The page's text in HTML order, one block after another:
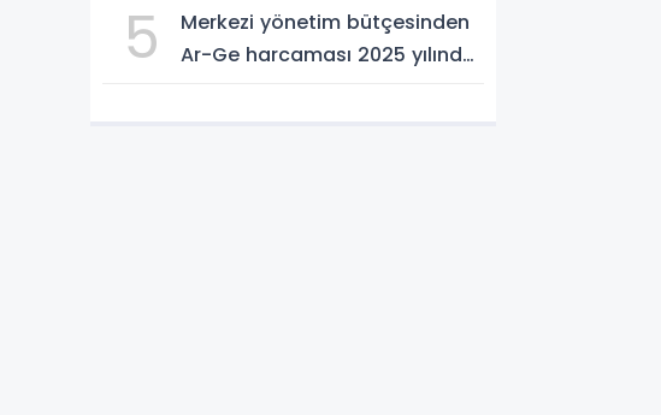
5
Merkezi yönetim bütçesinden
Ar-Ge harcaması 2025 yılında